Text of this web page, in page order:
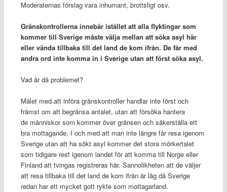
Moderaternas förslag vara inhumant, brottsligt osv.
Gränskontrollerna innebär istället att alla flyktingar som
kommer till Sverige måste välja mellan att söka asyl här
eller vända tillbaka till det land de kom ifrån. De får med
andra ord inte komma in i Sverige utan att först söka asyl.
Vad är då problemet?
Målet med att införa gränskontroller handlar inte först och
främst om att begränsa antalet, utan att försöka hantera
de människor som kommer över gränsen och säkerställa ett
bra mottagande. I och med att man inte längre får resa igenom
Sverige utan att ha sökt asyl kommer det stora mörkertalet
som tidigare rest igenom landet för att komma till Norge eller
Finland att tvingas registreras här. Sannolikheten att de väljer
att resa tillbaka till det land de kom ifrån är låg då Sverige
redan har ett mycket gott rykte som mottagarland.